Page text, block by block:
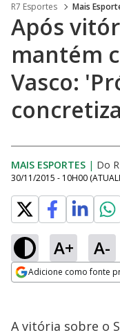
R7 Esportes Mais
Após
mantém
Vasco:
MAIS ESPORTES | Do
30/11/2015 - 10H00
A+ A-
Adicione como fonte
A vitória sobre o